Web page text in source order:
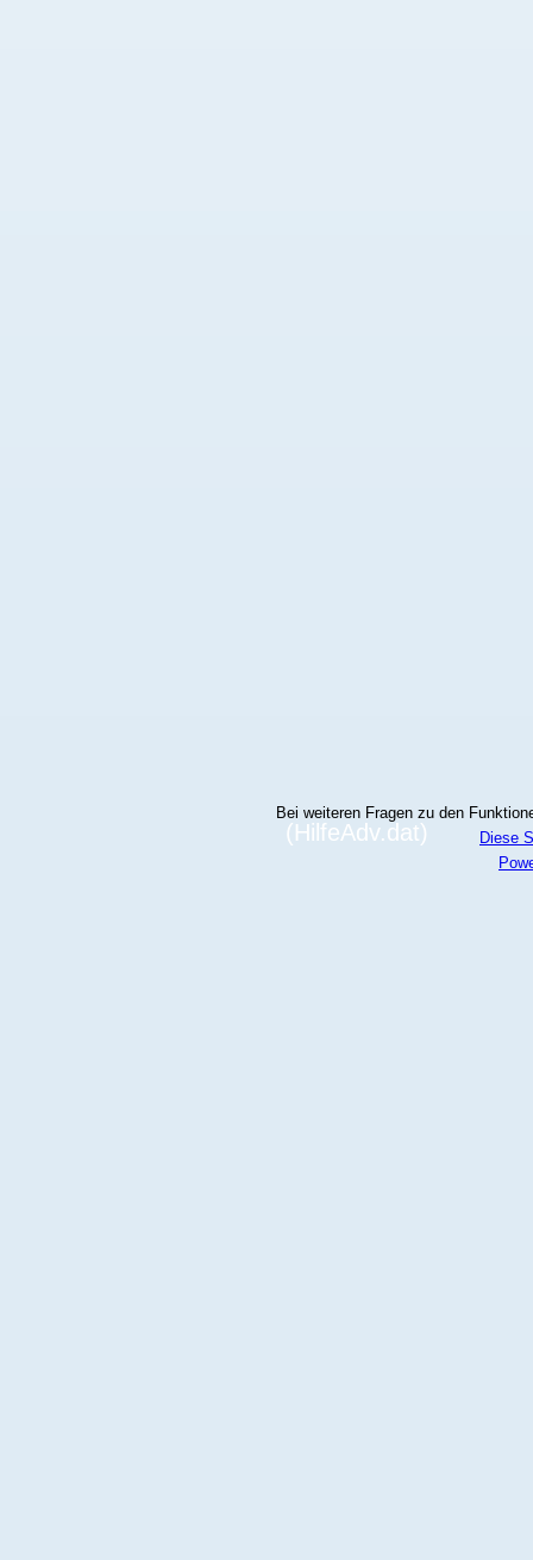
(HilfeAdv.dat)
Bei weiteren Fragen zu den
Diese